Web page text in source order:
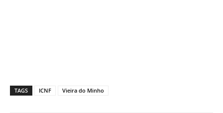
TAGS ICNF Vieira do Minho